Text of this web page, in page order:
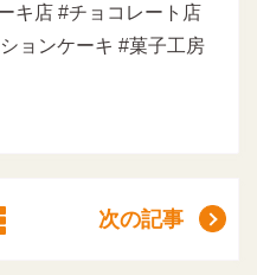
キ店 #チョコレート店
ョンケーキ #菓子工房
次の記事